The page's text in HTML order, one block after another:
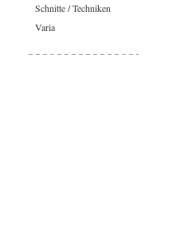
Schnitte / Techniken
Varia